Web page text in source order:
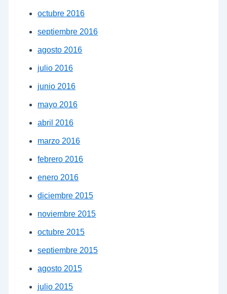
octubre 2016
septiembre 2016
agosto 2016
julio 2016
junio 2016
mayo 2016
abril 2016
marzo 2016
febrero 2016
enero 2016
diciembre 2015
noviembre 2015
octubre 2015
septiembre 2015
agosto 2015
julio 2015